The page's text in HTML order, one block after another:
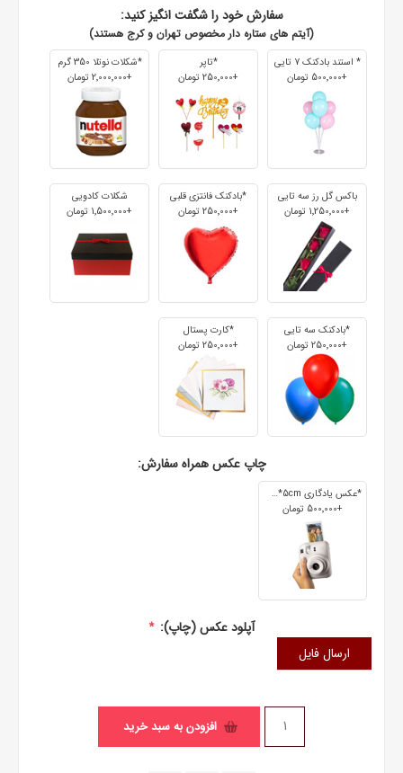
سفارش خود را شگفت انگیز کنید:
(آیتم های ستاره دار مخصوص تهران و کرج هستند)
* استند بادکنک 7 تایی
+500٬000 تومان
*تاپر
+250٬000 تومان
*شکلات نوتلا 350 گرم
+2٬000٬000 تومان
باکس گل رز سه تایی
+1٬250٬000 تومان
*بادکنک فانتزی قلبی
+250٬000 تومان
شکلات کادویی
+1٬500٬000 تومان
*بادکنک سه تایی
+250٬000 تومان
*کارت پستال
+250٬000 تومان
چاپ عکس همراه سفارش:
*عکس یادگاری 7cm*5cm
+500٬000 تومان
آپلود عکس (چاپ): *
ارسال فایل
افزودن به سبد خرید